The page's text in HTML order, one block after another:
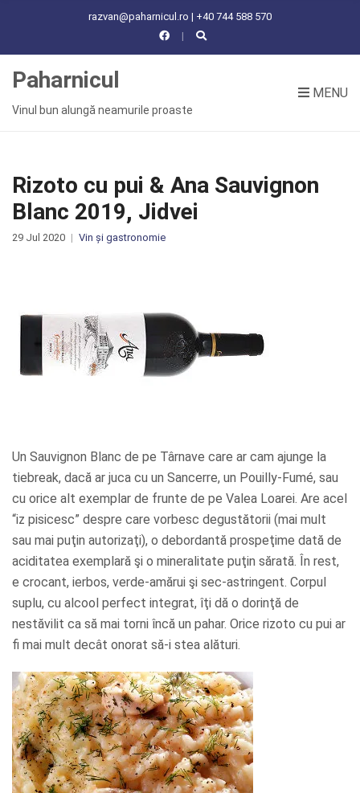
razvan@paharnicul.ro | +40 744 588 570
R
Paharnicul
Vinul bun alungă neamurile proaste
MENU
Rizoto cu pui & Ana Sauvignon
Blanc 2019, Jidvei
29 Jul 2020 Vin și gastronomie
Un Sauvignon Blanc de pe Târnave care ar cam ajunge la
tiebreak, dacă ar juca cu un Sancerre, un Pouilly-Fumé, sau
cu orice alt exemplar de frunte de pe Valea Loarei. Are acel
“iz pisicesc” despre care vorbesc degustătorii (mai mult
sau mai puţin autorizaţi), o debordantă prospeţime dată de
aciditatea exemplară şi o mineralitate puţin sărată. În rest,
e crocant, ierbos, verde-amărui şi sec-astringent. Corpul
suplu, cu alcool perfect integrat, îţi dă o dorinţă de
nestăvilit ca să mai torni încă un pahar. Orice rizoto cu pui ar
fi mai mult decât onorat să-i stea alături.